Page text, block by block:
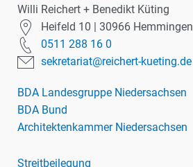
Willi Reichert + Benedikt Küting
Heifeld 10 | 30966 Hemmingen
0511 288 16 0
sekretariat@reichert-kueting.de
BDA Landesgruppe Niedersachsen
BDA Bund
Architektenkammer Niedersachsen
Streitbeilegung